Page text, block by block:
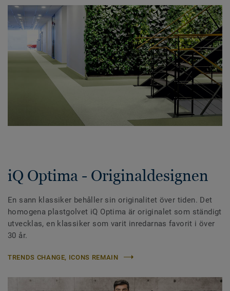
iQ Optima - Originaldesignen
En sann klassiker behåller sin originalitet över tiden. Det
homogena plastgolvet iQ Optima är originalet som ständigt
utvecklas, en klassiker som varit inredarnas favorit i över
30 år.
TRENDS CHANGE, ICONS REMAIN